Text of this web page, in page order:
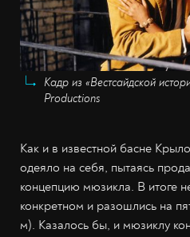
Кадр из «Вестсайдской
Productions
Как и в известной басне
одеяло на себя, пытаясь
концепцию мюзикла. В итоге
конкретном и разошлись на
м). Казалось бы, и мюзиклу